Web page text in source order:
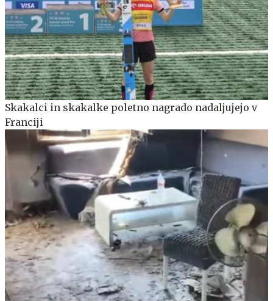
Skakalci in skakalke poletno nagrado nadaljujejo v
Franciji